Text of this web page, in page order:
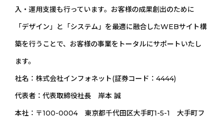
入・運用支援も行っています。お客様の成果創出のために
「デザイン」と「システム」を最適に融合したWEBサイト構
築を行うことで、お客様の事業をトータルにサポートいたし
ます。
社名：株式会社インフォネット(証券コード：4444)
代表者：代表取締役社長 岸本 誠
本社：〒100-0004 東京都千代田区大手町1-5-1 大手町フ